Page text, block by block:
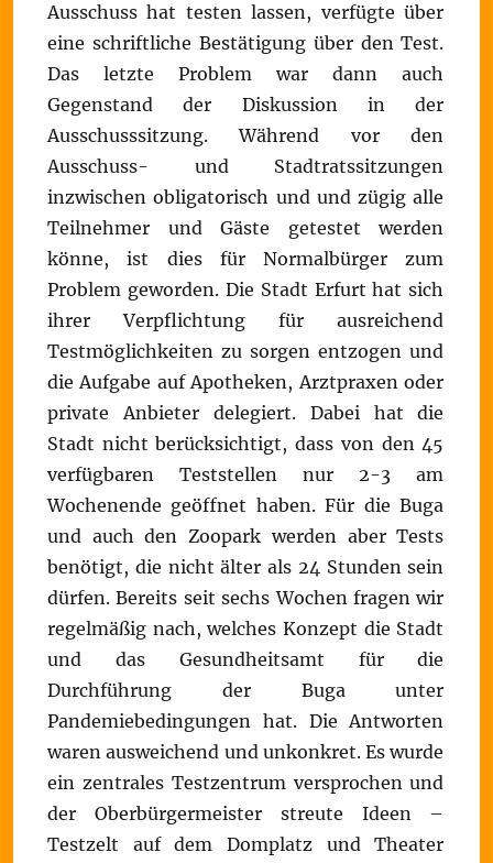
Ausschuss hat testen lassen, verfügte über
eine schriftliche Bestätigung über den Test.
Das letzte Problem war dann auch
Gegenstand der Diskussion in der
Ausschusssitzung. Während vor den
Ausschuss- und Stadtratssitzungen
inzwischen obligatorisch und und zügig alle
Teilnehmer und Gäste getestet werden
könne, ist dies für Normalbürger zum
Problem geworden. Die Stadt Erfurt hat sich
ihrer Verpflichtung für ausreichend
Testmöglichkeiten zu sorgen entzogen und
die Aufgabe auf Apotheken, Arztpraxen oder
private Anbieter delegiert. Dabei hat die
Stadt nicht berücksichtigt, dass von den 45
verfügbaren Teststellen nur 2-3 am
Wochenende geöffnet haben. Für die Buga
und auch den Zoopark werden aber Tests
benötigt, die nicht älter als 24 Stunden sein
dürfen. Bereits seit sechs Wochen fragen wir
regelmäßig nach, welches Konzept die Stadt
und das Gesundheitsamt für die
Durchführung der Buga unter
Pandemiebedingungen hat. Die Antworten
waren ausweichend und unkonkret. Es wurde
ein zentrales Testzentrum versprochen und
der Oberbürgermeister streute Ideen –
Testzelt auf dem Domplatz und Theater